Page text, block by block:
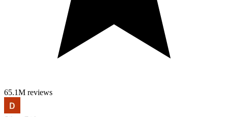
Midas Hotel and Casino
Breakfast Buffet #food
#eat #unli #fyp #shorts
the man, the myth,
the legend:
@BCSlots #casinos
Suzuka, Spa, must
#racecar
Devastating Max Bet
Official News ! SOL *ONLINE CLASSES
65.1M reviews